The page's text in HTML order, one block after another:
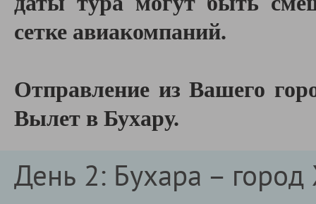
сетке авиакомпаний.
Отправление из Вашего
Вылет в Бухару.
День 2: Бухара –